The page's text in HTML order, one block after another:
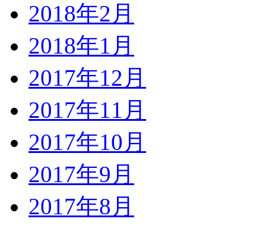
2018年2月
2018年1月
2017年12月
2017年11月
2017年10月
2017年9月
2017年8月